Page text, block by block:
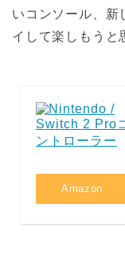
いコンソール、新
イして楽しもうと
Amazon